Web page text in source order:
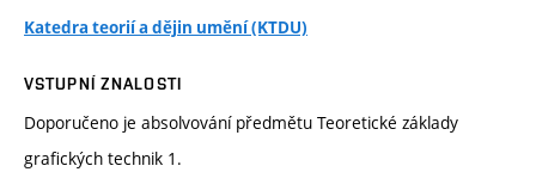
Katedra teorií a dějin umění (KTDU)
VSTUPNÍ ZNALOSTI
Doporučeno je absolvování předmětu Teoretické základy
grafických technik 1.